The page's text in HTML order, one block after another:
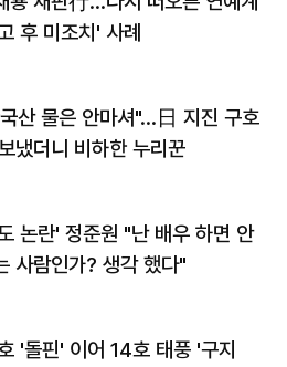
후 미조치' 사례
산 물은 안마셔"…日 지진 구호
냈더니 비하한 누리꾼
논란' 정준원 "난 배우 하면 안
사람인가? 생각 했다"
'돌핀' 이어 14호 태풍 '구지